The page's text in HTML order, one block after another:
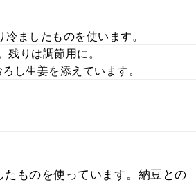
ましたものを使います。
りは調節用に。
し生姜を添えています。
ものを使っています。納豆との